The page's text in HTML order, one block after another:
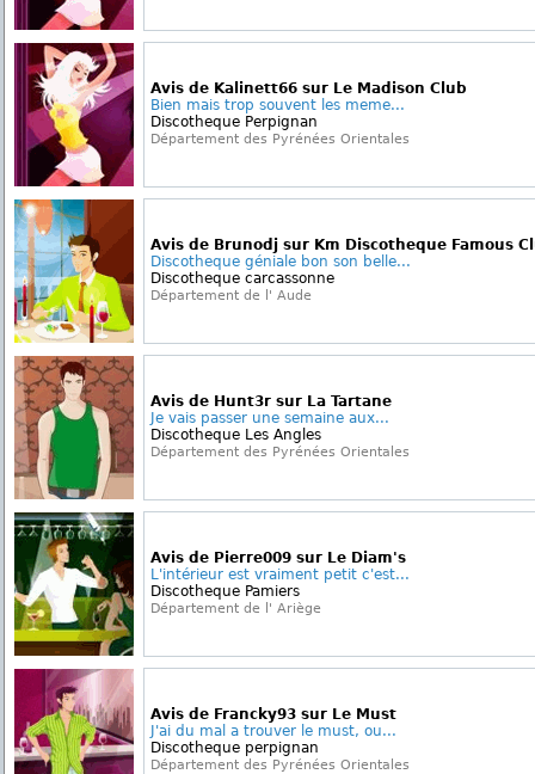
Avis de Kalinett66 sur Le Madison Club
Bien mais trop souvent les meme...
Discotheque Perpignan
Département des Pyrénées Orientales
Avis de Brunodj sur Km Discotheque Famous
Discotheque géniale bon son belle...
Discotheque carcassonne
Département de l' Aude
Avis de Hunt3r sur La Tartane
Je vais passer une semaine aux...
Discotheque Les Angles
Département des Pyrénées Orientales
Avis de Pierre009 sur Le Diam's
L'intérieur est vraiment petit c'est...
Discotheque Pamiers
Département de l' Ariège
Avis de Francky93 sur Le Must
J'ai du mal a trouver le must, ou...
Discotheque perpignan
Département des Pyrénées Orientales